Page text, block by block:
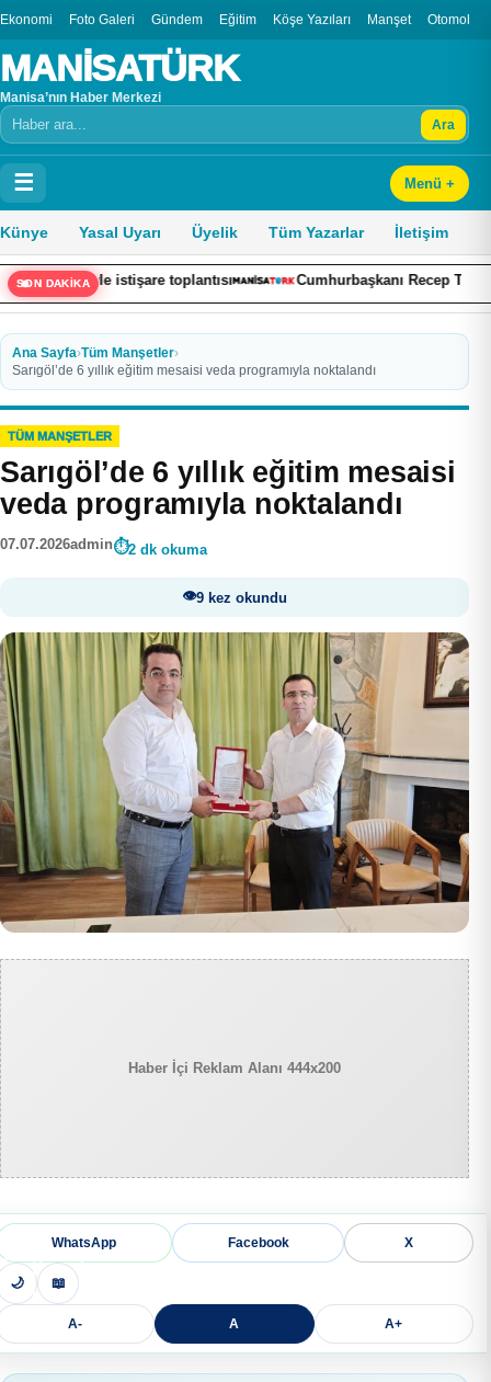
Ekonomi Foto Galeri Gündem Eğitim Köşe Yazıları Manşet Otomobil
MANİSATÜRK
Manisa’nın Haber Merkezi
Arama Ara
☰ Menü +
Künye Yasal Uyarı Üyelik Tüm Yazarlar İletişim
SON DAKİKA
istişare toplantısı Cumhurbaşkanı Recep Tayyip
Ana Sayfa›Tüm Manşetler›
Sarıgöl’de 6 yıllık eğitim mesaisi veda programıyla noktalandı
TÜM MANŞETLER
Sarıgöl’de 6 yıllık eğitim mesaisi
veda programıyla noktalandı
07.07.2026admin 2 dk okuma
9 kez okundu
Haber İçi Reklam Alanı 444x200
WhatsApp Facebook X
🌙 📖
A- A A+